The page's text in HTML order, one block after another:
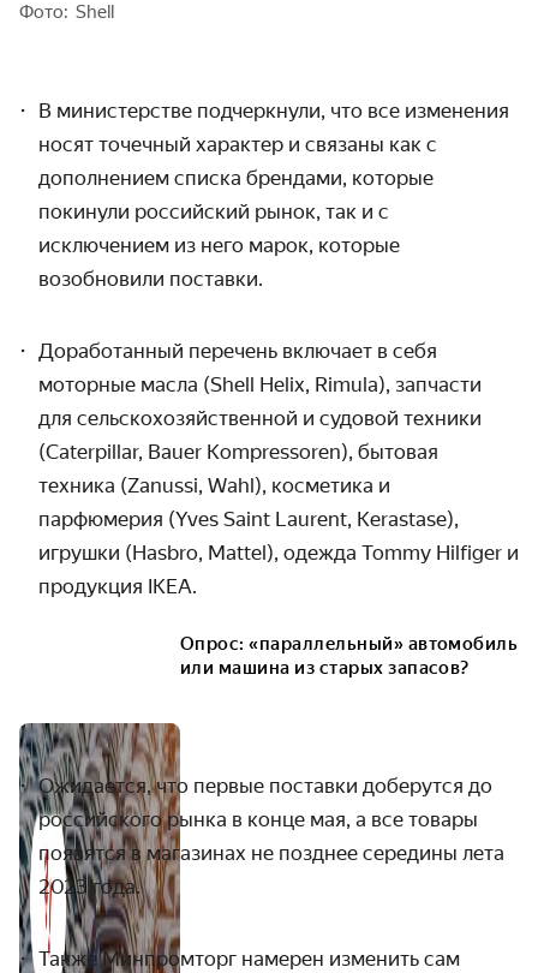
Фото: Shell
В министерстве подчеркнули, что все изменения
носят точечный характер и связаны как с
дополнением списка брендами, которые
покинули российский рынок, так и с
исключением из него марок, которые
возобновили поставки.
Доработанный перечень включает в себя
моторные масла (Shell Helix, Rimula), запчасти
для сельскохозяйственной и судовой техники
(Caterpillar, Bauer Kompressoren), бытовая
техника (Zanussi, Wahl), косметика и
парфюмерия (Yves Saint Laurent, Kerastase),
игрушки (Hasbro, Mattel), одежда Tommy Hilfiger и
продукция IKEA.
Опрос: «параллельный» автомобиль
или машина из старых запасов?
Ожидается, что первые поставки доберутся до
российского рынка в конце мая, а все товары
появятся в магазинах не позднее середины лета
2023 года.
Также Минпромторг намерен изменить сам